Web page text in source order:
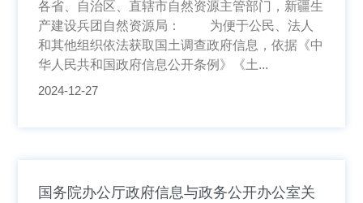
各省、自治区、直辖市自然资源主管部门，新疆生
产建设兵团自然资源局： 为便于公民、法人
和其他组织依法获取国土调查政府信息，依据《中
华人民共和国政府信息公开条例》《土...
2024-12-27
国务院办公厅政府信息与政务公开办公室关